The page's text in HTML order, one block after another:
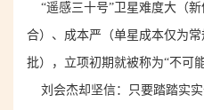
“遥感三十号” 卫星难度大（
合）、成本严（单星成本仅为
批），立项初期就被称为“不可
刘会杰却坚信：只要踏踏实实